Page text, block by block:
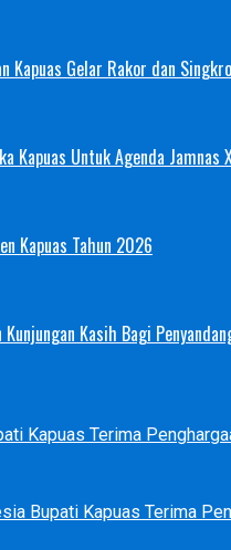
Gelar Rakor dan
Kapuas Untuk Agenda Jamnas
Kapuas Tahun 2026
Kunjungan Kasih Bagi
Kapuas Terima
Bupati Kapuas Terima